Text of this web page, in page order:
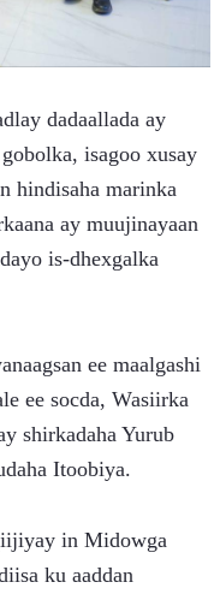
isagoo xusay
hindisaha marinka
ay muujinayaan
is-dhexgalka
ee maalgashi
ee socda, Wasiirka
shirkadaha Yurub
Itoobiya.
in Midowga
ku aaddan